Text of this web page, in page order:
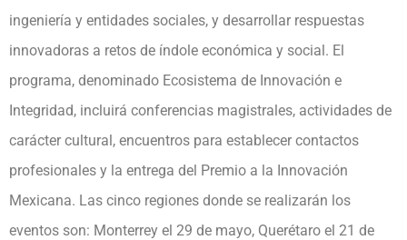
ingeniería y entidades sociales, y desarrollar respuestas
innovadoras a retos de índole económica y social. El
programa, denominado Ecosistema de Innovación e
Integridad, incluirá conferencias magistrales, actividades de
carácter cultural, encuentros para establecer contactos
profesionales y la entrega del Premio a la Innovación
Mexicana. Las cinco regiones donde se realizarán los
eventos son: Monterrey el 29 de mayo, Querétaro el 21 de